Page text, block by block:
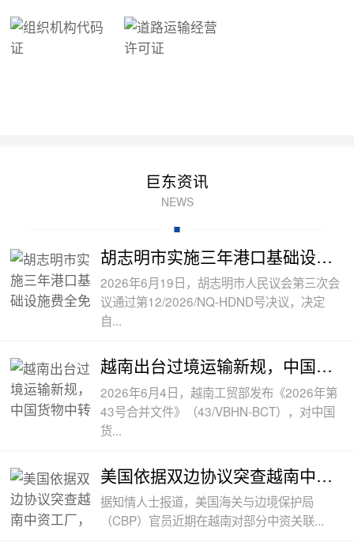
巨东资讯
NEWS
胡志明市实施三年港口基础设施费全免政
2026年6月19日，胡志明市人民议会第三次会
议通过第12/2026/NQ-HDND号决议，决定
自...
越南出台过境运输新规，中国货物中转通
2026年6月4日，越南工贸部发布《2026年第
43号合并文件》（43/VBHN-BCT），对中国
货...
美国依据双边协议突查越南中资工厂，三
据知情人士报道，美国海关与边境保护局
（CBP）官员近期在越南对部分中资关联...